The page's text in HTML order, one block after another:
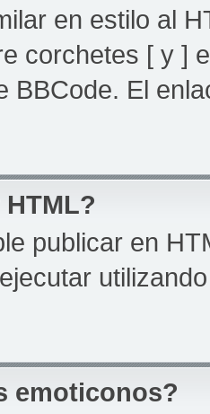
en estilo al
corchetes [ y ]
BBCode. El
publicar en
emoticonos?